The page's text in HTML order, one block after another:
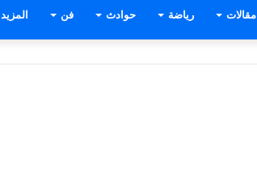
مقالات رياضة حوادث فن المزيد